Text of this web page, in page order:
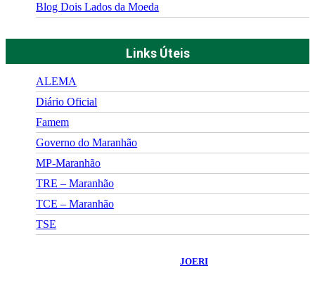
Blog Dois Lados da Moeda
Links Úteis
ALEMA
Diário Oficial
Famem
Governo do Maranhão
MP-Maranhão
TRE – Maranhão
TCE – Maranhão
TSE
JOERI